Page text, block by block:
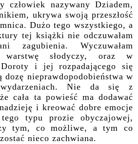
człowiek nazywany Dziadem,
ukrywa swoją przeszłość
Dużo tego wszystkiego, a
tej książki nie odczuwałam
zagubienia. Wyczuwałam
warstwę słodyczy, oraz w
i jej rozpadającego się
dozę nieprawdopodobieństwa w
wydarzeniach. Nie da się z
cała ta powieść ma dodawać
i kreować dobre emocje
typu prozie obyczajowej,
tym, co możliwe, a tym co
nieco zachwiana.